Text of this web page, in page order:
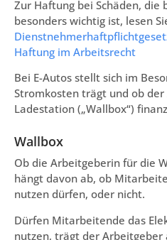
Zur Haftung bei Schäden, die
besonders wichtig ist, lesen
Haftung im Arbeitsrecht
Bei E-Autos stellt sich im
Stromkosten trägt und ob
Ladestation („Wallbox“)
Wallbox
Ob die Arbeitgeberin für die
hängt davon ab, ob
nutzen dürfen, oder nicht.
Dürfen Mitarbeitende das
nutzen, trägt der Arbeitgeber